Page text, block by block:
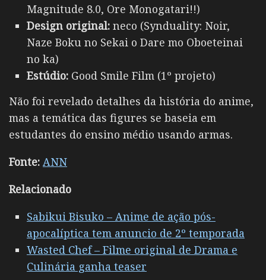
Magnitude 8.0, Ore Monogatari!!)
Design original: neco (Synduality: Noir,
Naze Boku no Sekai o Dare mo Oboeteinai
no ka)
Estúdio: Good Smile Film (1º projeto)
Não foi revelado detalhes da história do anime,
mas a temática das figures se baseia em
estudantes do ensino médio usando armas.
Fonte: ANN
Relacionado
Sabikui Bisuko – Anime de ação pós-
apocalíptica tem anuncio de 2º temporada
Wasted Chef – Filme original de Drama e
Culinária ganha teaser